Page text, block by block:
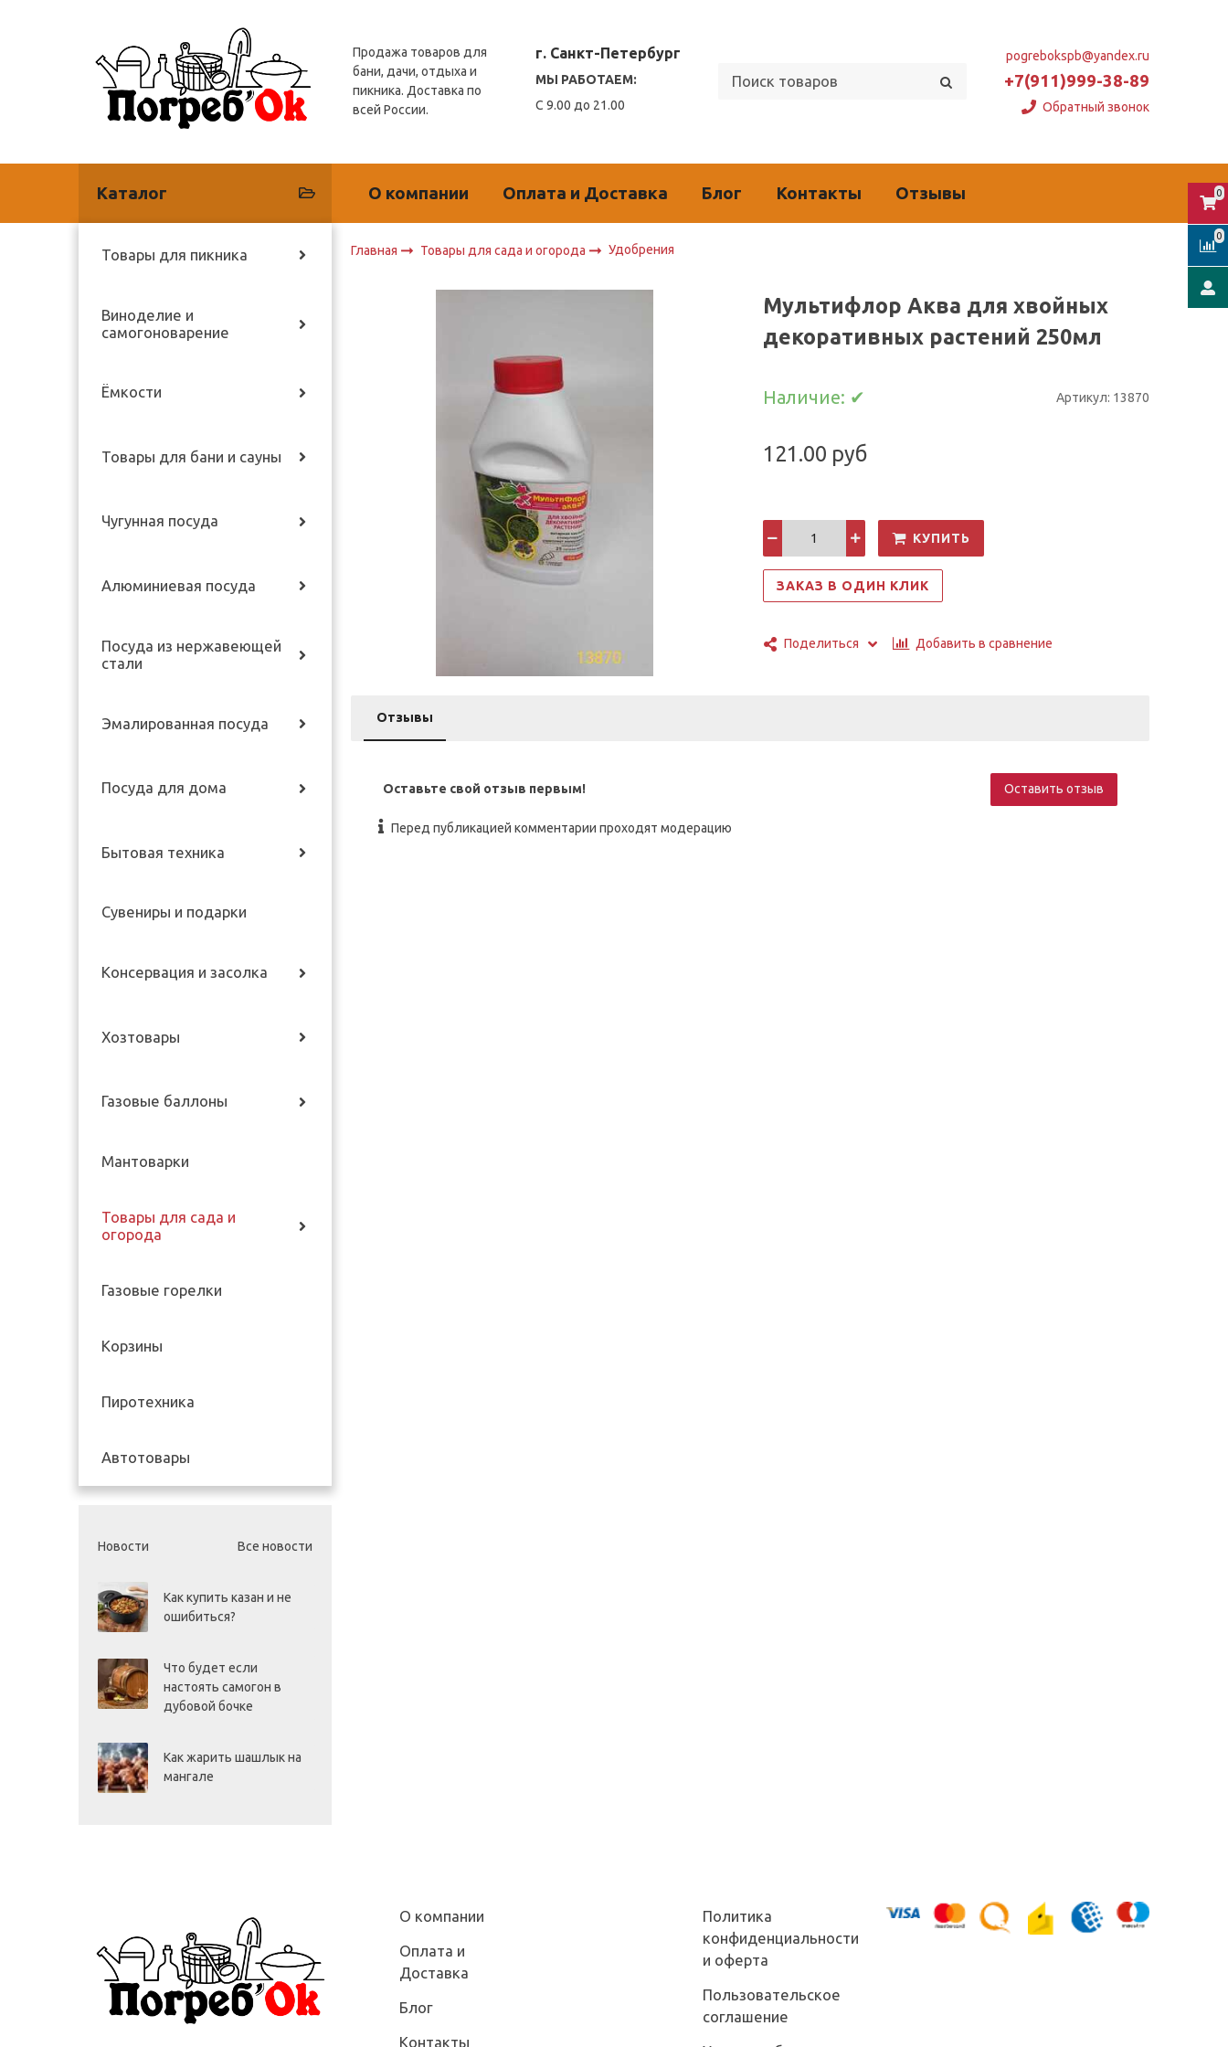
Продажа товаров для
бани, дачи, отдыха и
пикника. Доставка по
всей России.
г. Санкт-Петербург
МЫ РАБОТАЕМ:
С 9.00 до 21.00
pogrebokspb@yandex.ru
+7(911)999-38-89
Обратный звонок
Каталог О компании Оплата и Доставка Блог Контакты Отзывы
Товары для пикника
Виноделие и
самогоноварение
Ёмкости
Товары для бани и сауны
Чугунная посуда
Алюминиевая посуда
Посуда из нержавеющей
стали
Эмалированная посуда
Посуда для дома
Бытовая техника
Сувениры и подарки
Консервация и засолка
Хозтовары
Газовые баллоны
Мантоварки
Товары для сада и
огорода
Газовые горелки
Корзины
Пиротехника
Автотовары
Новости Все новости
Как купить казан и не
ошибиться?
Что будет если
настоять самогон в
дубовой бочке
Как жарить шашлык на
мангале
Главная Товары для сада и огорода Удобрения
Мультифлор Аква для хвойных
декоративных растений 250мл
Наличие: ✔ Артикул: 13870
121.00 руб
КУПИТЬ
ЗАКАЗ В ОДИН КЛИК
Поделиться Добавить в сравнение
Отзывы
Оставьте свой отзыв первым! Оставить отзыв
Перед публикацией комментарии проходят модерацию
0
0
О компании
Оплата и
Доставка
Блог
Контакты
Политика
конфиденциальности
и оферта
Пользовательское
соглашение